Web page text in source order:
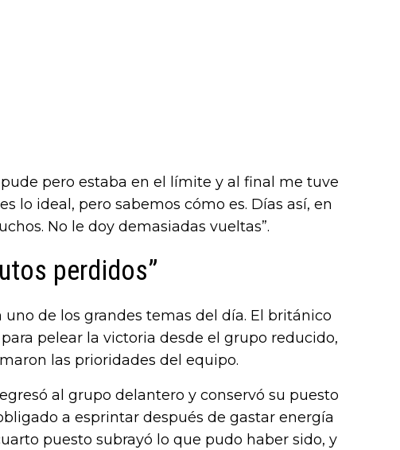
pero estaba en el límite y al final me tuve
lo ideal, pero sabemos cómo es. Días así, en
No le doy demasiadas vueltas”.
perdidos”
de los grandes temas del día. El británico
pelear la victoria desde el grupo reducido,
las prioridades del equipo.
al grupo delantero y conservó su puesto
a esprintar después de gastar energía
puesto subrayó lo que pudo haber sido, y